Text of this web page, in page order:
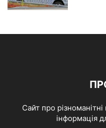
Cайт про
інформація